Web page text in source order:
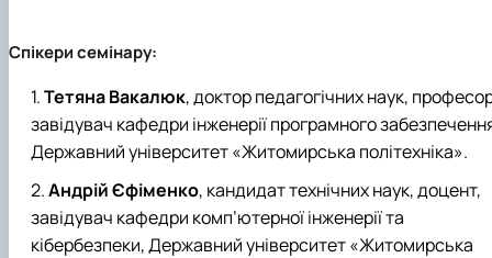
Спікери семінару:
Тетяна Вакалюк, доктор педагогічних наук,
завідувач кафедри інженерії програмного
Державний університет «Житомирська політехніка».
Андрій Єфіменко, кандидат технічних наук, доцент,
завідувач кафедри комп’ютерної інженерії та
кібербезпеки, Державний університет «Житомирська